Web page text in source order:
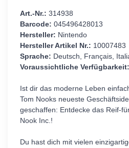
Art.-Nr.: 314938
Barcode: 045496428013
Hersteller: Nintendo
Hersteller Artikel Nr.: 10007483
Sprache: Deutsch, Français,
Voraussichtliche Verfügbarkeit:
Ist dir das moderne Leben
Tom Nooks neueste
geschaffen: Entdecke das Reif-
Nook Inc.!
Du hast dich mit vielen